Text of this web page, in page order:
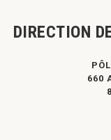
DIRECTION
660